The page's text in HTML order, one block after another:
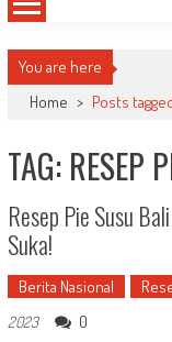
You are here
Home > Posts
TAG: RESEP
Resep Pie Susu
Suka!
Berita Nasional
2023
0